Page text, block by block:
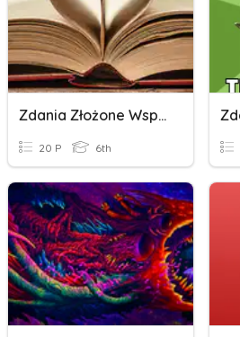
Zdania Złożone Współrzędnie
20 P 6th